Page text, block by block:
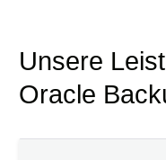
Unsere
Oracle